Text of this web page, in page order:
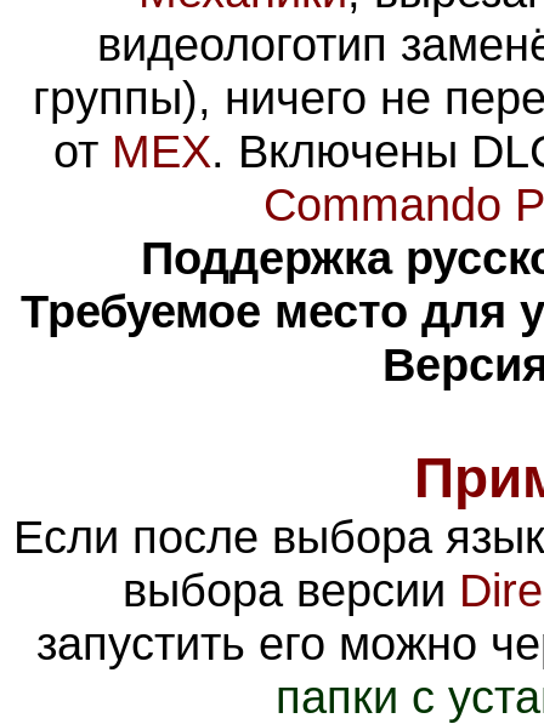
видеологотип
группы), ничего не
от MEX. Включены
Commando
Поддержка
Требуемое место для
Если после выбора
выбора версии
запустить его можно
папки с